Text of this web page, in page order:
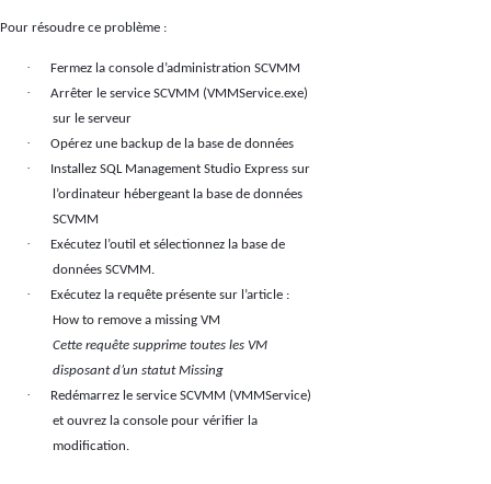
Pour résoudre ce problème :
· Fermez la console d’administration SCVMM
·
Arrêter le service SCVMM (VMMService.exe)
sur le serveur
· Opérez une backup de la base de données
·
Installez SQL Management Studio Express sur
l’ordinateur hébergeant la base de données
SCVMM
·
Exécutez l’outil et sélectionnez la base de
données SCVMM.
·
Exécutez la requête présente sur l’article :
How to remove a missing VM
Cette requête supprime toutes les VM
disposant d’un statut Missing
·
Redémarrez le service SCVMM (VMMService)
et ouvrez la console pour vérifier la
modification.